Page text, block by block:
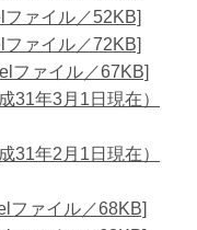
ァイル／52KB]
ァイル／72KB]
ファイル／67KB]
31年3月1日現在）​​
31年2月1日現在）​
ファイル／68KB]